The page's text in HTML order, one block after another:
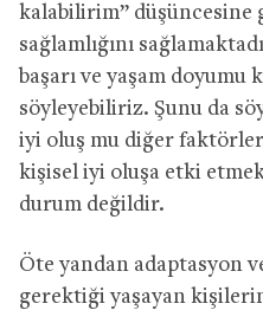
kalabilirim”
sağlamlığını
başarı ve yaşam doyumu
söyleyebiliriz. Şunu da
iyi oluş mu diğer
kişisel iyi oluşa etki
durum değildir.
Öte yandan adaptasyon
gerektiği yaşayan